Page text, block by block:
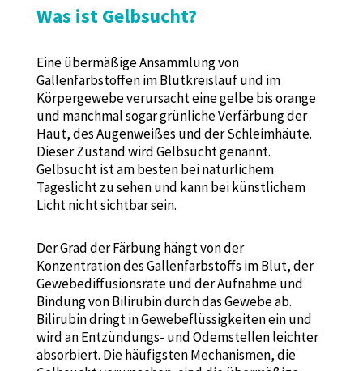
Was ist Gelbsucht?
Eine übermäßige Ansammlung von
Gallenfarbstoffen im Blutkreislauf und im
Körpergewebe verursacht eine gelbe bis orange
und manchmal sogar grünliche Verfärbung der
Haut, des Augenweißes und der Schleimhäute.
Dieser Zustand wird Gelbsucht genannt.
Gelbsucht ist am besten bei natürlichem
Tageslicht zu sehen und kann bei künstlichem
Licht nicht sichtbar sein.
Der Grad der Färbung hängt von der
Konzentration des Gallenfarbstoffs im Blut, der
Gewebediffusionsrate und der Aufnahme und
Bindung von Bilirubin durch das Gewebe ab.
Bilirubin dringt in Gewebeflüssigkeiten ein und
wird an Entzündungs- und Ödemstellen leichter
absorbiert. Die häufigsten Mechanismen, die